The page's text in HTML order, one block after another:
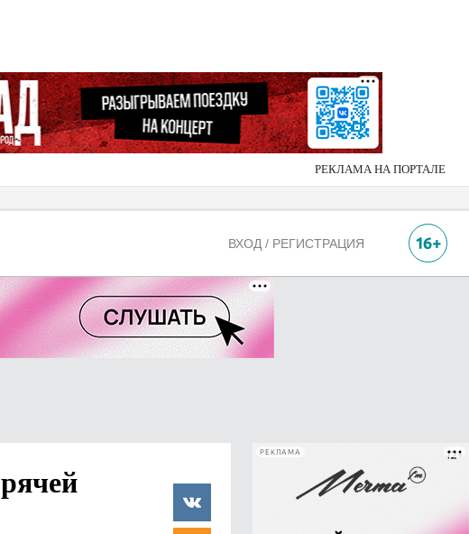
РЕКЛАМА НА ПОРТАЛЕ
ВХОД / РЕГИСТРАЦИЯ
РЕКЛАМА